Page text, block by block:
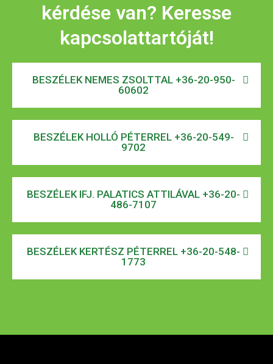
kérdése van? Keresse
kapcsolattartóját!
BESZÉLEK NEMES ZSOLTTAL +36-20-950-
60602
BESZÉLEK HOLLÓ PÉTERREL +36-20-549-
9702
BESZÉLEK IFJ. PALATICS ATTILÁVAL +36-20-
486-7107
BESZÉLEK KERTÉSZ PÉTERREL +36-20-548-
1773